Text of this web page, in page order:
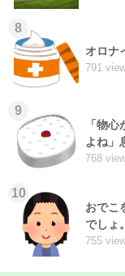
8
オロナ
791
9
「物
よね」
768
10
おでこ
でしょ。
755